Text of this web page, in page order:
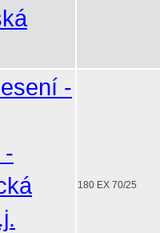
-
-
180 EX 70/25